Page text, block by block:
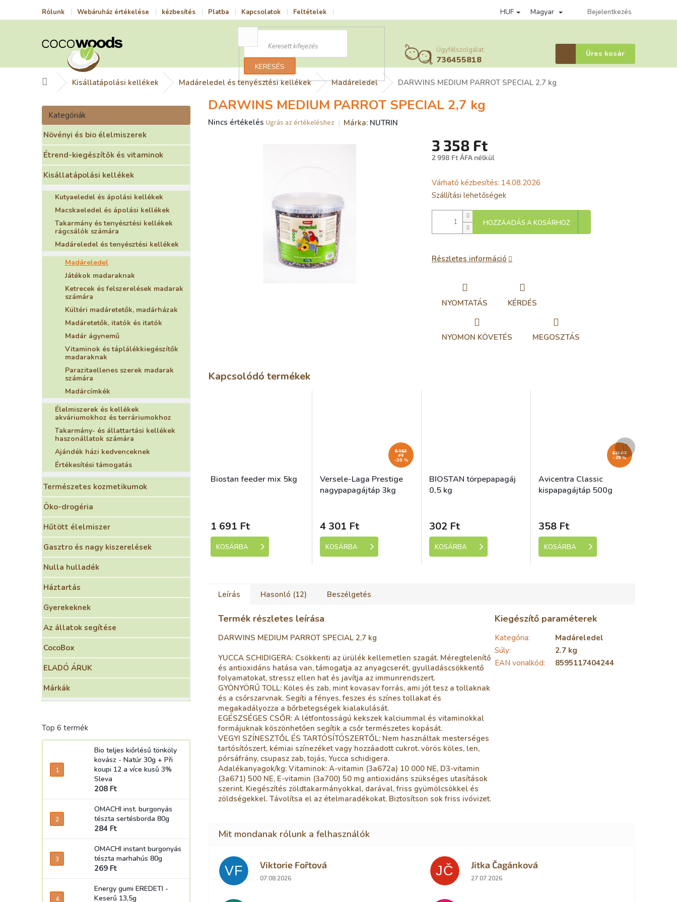
Rólunk Webáruház értékelése kézbesítés Platba Kapcsolatok Feltételek Adatvédelmi szabályzat Věrnostní program Affiliate bejelentkezes
HUF Magyar Bejelentkezés
KERESÉS
Ügyfélszolgálat:
736455818
Kosár
Üres kosár
KezdőlapKisállatápolási kellékek Madáreledel és tenyésztési kellékek Madáreledel DARWINS MEDIUM PARROT SPECIAL 2,7 kg
O
d
a
l
s
ó
p
a
Kategóriák
átugrása
Kategóriák
Növényi és bio élelmiszerek
Étrend-kiegészítők és vitaminok
Kisállatápolási kellékek
Kutyaeledel és ápolási kellékek
Macskaeledel és ápolási kellékek
Takarmány és tenyésztési kellékek
rágcsálók számára
Madáreledel és tenyésztési kellékek
Madáreledel
Játékok madaraknak
Ketrecek és felszerelések madarak
számára
Kültéri madáretetők, madárházak
Madáretetők, itatók és itatók
Madár ágynemű
Vitaminok és táplálékkiegészítők
madaraknak
Parazitaellenes szerek madarak
számára
Madárcímkék
Élelmiszerek és kellékek
akváriumokhoz és terráriumokhoz
Takarmány- és állattartási kellékek
haszonállatok számára
Ajándék házi kedvenceknek
Értékesítési támogatás
Természetes kozmetikumok
Öko-drogéria
Hűtött élelmiszer
Gasztro és nagy kiszerelések
Nulla hulladék
Háztartás
Gyerekeknek
Az állatok segítése
CocoBox
ELADÓ ÁRUK
Márkák
Top 6 termék
Bio teljes kiőrlésű tönköly
kovász - Natúr 30g + Při
koupi 12 a více kusů 3%
Sleva
208 Ft
OMACHI inst. burgonyás
tészta sertésborda 80g
284 Ft
OMACHI instant burgonyás
tészta marhahús 80g
269 Ft
Energy gumi EREDETI -
Keserű 13,5g
DARWINS MEDIUM PARROT SPECIAL 2,7 kg
A
Nincs értékelés Ugrás az értékeléshez Márka: NUTRIN
3 358 Ft
2 998 Ft ÁFA nélkül
Várható kézbesítés: 14.08.2026
Szállítási lehetőségek
HOZZÁADÁS A KOSÁRHOZ
Részletes információ
NYOMTATÁS KÉRDÉS
NYOMON KÖVETÉS MEGOSZTÁS
Kapcsolódó termékek
Biostan feeder mix 5kg
1 691 Ft
KOSÁRBA
6 162
FT
–30 %
Versele-Laga Prestige
nagypapagájtáp 3kg
4 301 Ft
KOSÁRBA
BIOSTAN törpepapagáj
0,5 kg
302 Ft
KOSÁRBA
511 FT
–29 %
Avicentra Classic
kispapagájtáp 500g
358 Ft
KOSÁRBA
Következő
termék
Leírás Hasonló (12) Beszélgetés
Termék részletes leírása
DARWINS MEDIUM PARROT SPECIAL 2,7 kg
YUCCA SCHIDIGERA: Csökkenti az ürülék kellemetlen szagát. Méregtelenítő
és antioxidáns hatása van, támogatja az anyagcserét, gyulladáscsökkentő
folyamatokat, stressz ellen hat és javítja az immunrendszert.
GYÖNYÖRŰ TOLL: Köles és zab, mint kovasav forrás, ami jót tesz a tollaknak
és a csőrszarvnak. Segíti a fényes, feszes és színes tollakat és
megakadályozza a bőrbetegségek kialakulását.
EGÉSZSÉGES CSŐR: A létfontosságú kekszek kalciummal és vitaminokkal
formájuknak köszönhetően segítik a csőr természetes kopását.
VEGYI SZÍNESZTŐL ÉS TARTÓSÍTÓSZERTŐL: Nem használtak mesterséges
tartósítószert, kémiai színezéket vagy hozzáadott cukrot. vörös köles, len,
pórsáfrány, csupasz zab, tojás, Yucca schidigera.
Adalékanyagok/kg: Vitaminok: A-vitamin (3a672a) 10 000 NE, D3-vitamin
(3a671) 500 NE, E-vitamin (3a700) 50 mg antioxidáns szükséges utasítások
szerint. Kiegészítés zöldtakarmányokkal, darával, friss gyümölcsökkel és
zöldségekkel. Távolítsa el az ételmaradékokat. Biztosítson sok friss ivóvizet.
Kiegészítő paraméterek
Kategória:
Madáreledel
Súly:
2.7 kg
EAN vonalkód: 8595117404244
VF Viktorie Fořtová
Az áruház értékelése 5-ből 2 csillag.
07.08.2026 JČ Jitka Čagánková
Az áruház értékelése 5-ből 5 csillag.
27.07.2026